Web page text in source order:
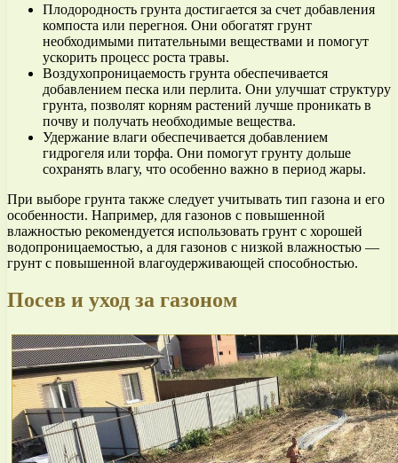
Плодородность грунта достигается за счет добавления
компоста или перегноя. Они обогатят грунт
необходимыми питательными веществами и помогут
ускорить процесс роста травы.
Воздухопроницаемость грунта обеспечивается
добавлением песка или перлита. Они улучшат структуру
грунта, позволят корням растений лучше проникать в
почву и получать необходимые вещества.
Удержание влаги обеспечивается добавлением
гидрогеля или торфа. Они помогут грунту дольше
сохранять влагу, что особенно важно в период жары.
При выборе грунта также следует учитывать тип газона и его
особенности. Например, для газонов с повышенной
влажностью рекомендуется использовать грунт с хорошей
водопроницаемостью, а для газонов с низкой влажностью —
грунт с повышенной влагоудерживающей способностью.
Посев и уход за газоном